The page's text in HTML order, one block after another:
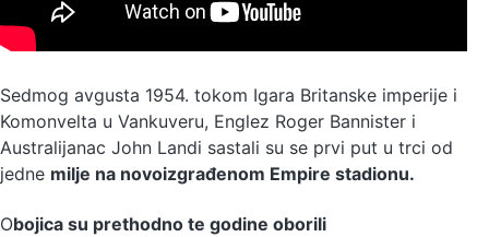
Sedmog avgusta 1954. tokom Igara Britanske imperije i
Komonvelta u Vankuveru, Englez Roger Bannister i
Australijanac John Landi sastali su se prvi put u trci od
jedne milje na novoizgrađenom Empire stadionu.
Obojica su prethodno te godine oborili